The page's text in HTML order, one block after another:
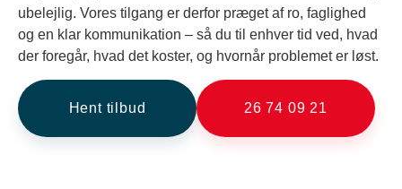
ubelejlig. Vores tilgang er derfor præget af ro, faglighed
og en klar kommunikation – så du til enhver tid ved, hvad
der foregår, hvad det koster, og hvornår problemet er løst.
Hent tilbud 26 74 09 21